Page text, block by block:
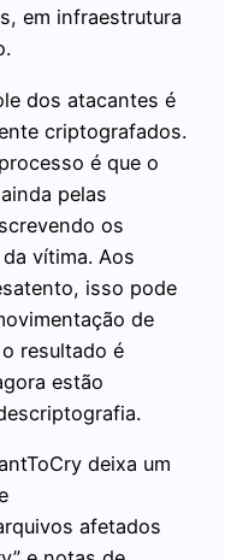
em infraestrutura
dos atacantes é
criptografados.
é que o
pelas
os
vítima. Aos
isso pode
de
resultado é
estão
deixa um
afetados